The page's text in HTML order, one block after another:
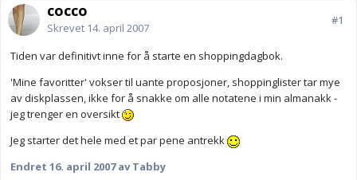
cocco
Skrevet 14. april 2007
#1
Tiden var definitivt inne for å starte en shoppingdagbok.
'Mine favoritter' vokser til uante proposjoner, shoppinglister tar mye
av diskplassen, ikke for å snakke om alle notatene i min almanakk -
jeg trenger en oversikt
Jeg starter det hele med et par pene antrekk
Endret 16. april 2007av Tabby